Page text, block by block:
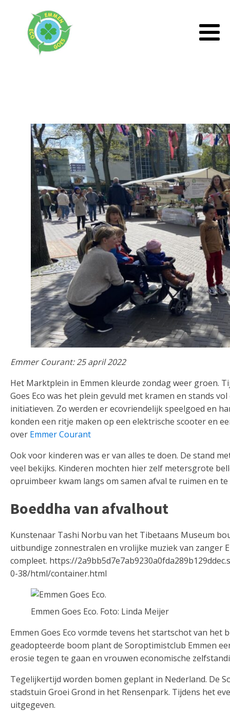
Emmer Courant: 25 april 2022
Het Marktplein in Emmen kleurde zondag weer groen.
Goes Eco was het plein gevuld met kramen en stands
initiatieven. Zo werden er ecovriendelijk speelgoed en
konden een ritje maken op een elektrische scooter en
over Emmer Courant
Ook voor kinderen was er van alles te doen. De stand
veel bekijks. Kinderen mochten hier zelf metersgrote
opruimbeer kwam langs om samen afval te ruimen en
Boeddha van afvalhout
Kunstenaar Tashi Norbu van het Tibetaans Museum
uitbundige zonnestralen en vrolijke muziek van zanger
compleet. https://
0-38/html/container.html
Emmen Goes Eco. Foto: Linda Meijer
Emmen Goes Eco vormde tevens het startschot van
geadopteerde boom plant de Soroptimistclub Emmen
erosie tegen te gaan en vrouwen economische
Tegelijkertijd worden bomen geplant in Nederland. De
stadstuin Groei Grond in het Rensenpark. Tijdens het
uitgegeven.